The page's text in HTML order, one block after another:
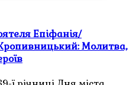
Епіфанія/
Молитва,